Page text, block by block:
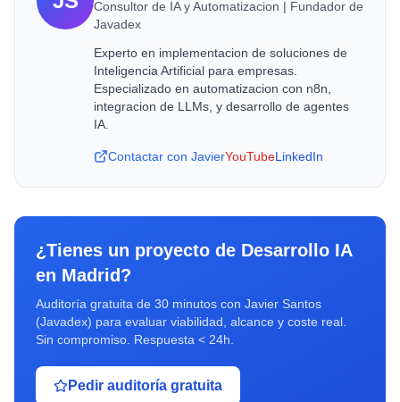
Consultor de IA y Automatizacion | Fundador de
Javadex
Experto en implementacion de soluciones de
Inteligencia Artificial para empresas.
Especializado en automatizacion con n8n,
integracion de LLMs, y desarrollo de agentes
IA.
Contactar con JavierYouTubeLinkedIn
¿Tienes un proyecto de Desarrollo IA
en Madrid ?
Auditoría gratuita de 30 minutos con Javier Santos
(Javadex) para evaluar viabilidad, alcance y coste real.
Sin compromiso. Respuesta < 24h.
Pedir auditoría gratuita